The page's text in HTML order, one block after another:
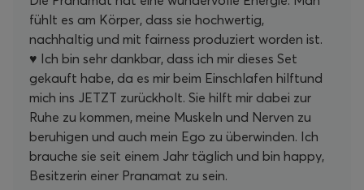
fühlt es am Körper, dass sie hochwertig,
nachhaltig und mit fairness produziert worden ist.
♥️ Ich bin sehr dankbar, dass ich mir dieses Set
gekauft habe, da es mir beim Einschlafen hilftund
mich ins JETZT zurückholt. Sie hilft mir dabei zur
Ruhe zu kommen, meine Muskeln und Nerven zu
beruhigen und auch mein Ego zu überwinden. Ich
brauche sie seit einem Jahr täglich und bin happy,
Besitzerin einer Pranamat zu sein.